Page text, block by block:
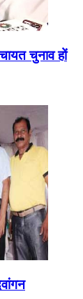
चुनाव हों